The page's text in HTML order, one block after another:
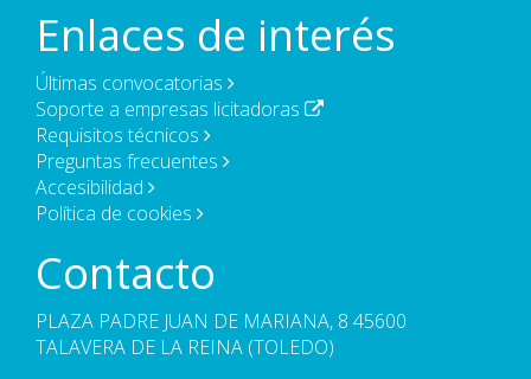
Enlaces de interés
Últimas convocatorias
Soporte a empresas licitadoras
Requisitos técnicos
Preguntas frecuentes
Accesibilidad
Política de cookies
Contacto
PLAZA PADRE JUAN DE MARIANA, 8 45600
TALAVERA DE LA REINA (TOLEDO)